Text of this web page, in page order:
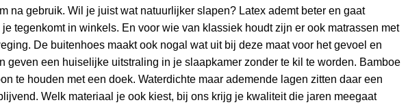
na gebruik. Wil je juist wat natuurlijker slapen? Latex ademt beter en gaat
tegenkomt in winkels. En voor wie van klassiek houdt zijn er ook matrassen met
De buitenhoes maakt ook nogal wat uit bij deze maat voor het gevoel en
geven een huiselijke uitstraling in je slaapkamer zonder te kil te worden. Bamboe
te houden met een doek. Waterdichte maar ademende lagen zitten daar een
Welk materiaal je ook kiest, bij ons krijg je kwaliteit die jaren meegaat